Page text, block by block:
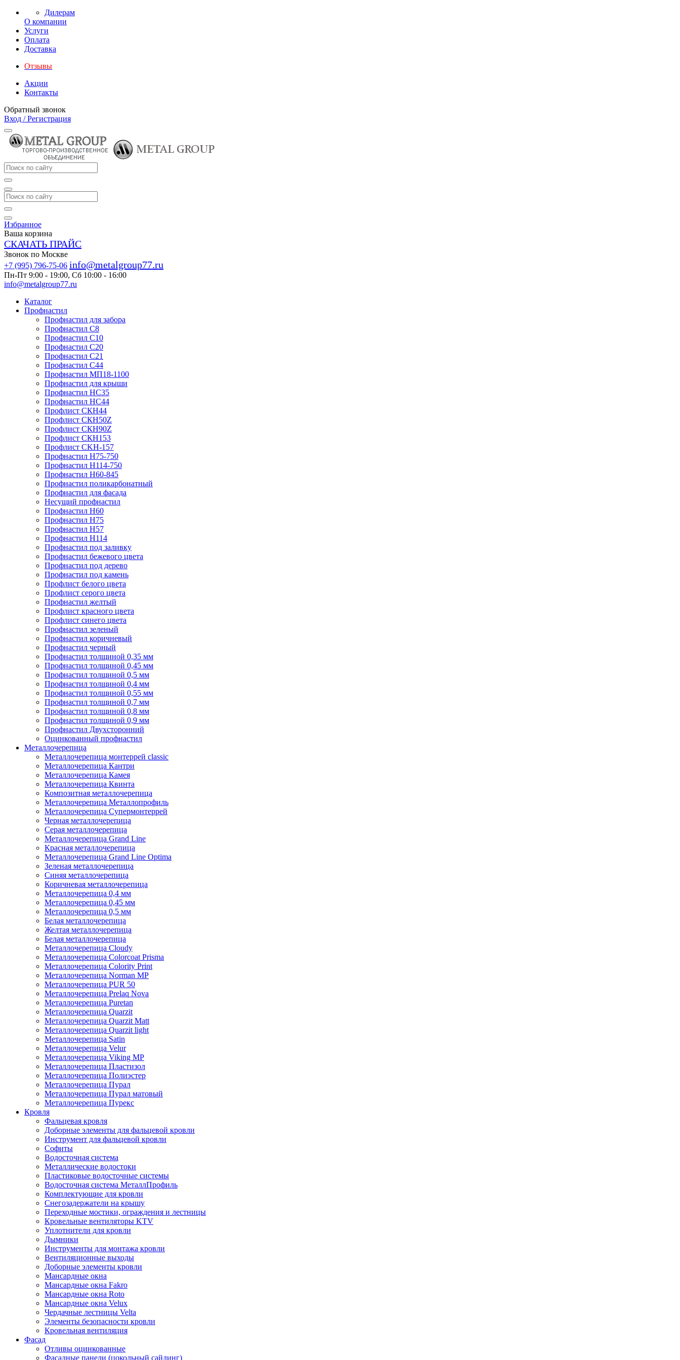
Дилерам
О компании
Услуги
Оплата
Доставка
Отзывы
Акции
Контакты
Обратный звонок
Вход / Регистрация
Избранное
Ваша корзина
СКАЧАТЬ ПРАЙС
Звонок по Москве
+7 (995) 796-75-06 info@metalgroup77.ru
Пн-Пт 9:00 - 19:00, Сб 10:00 - 16:00
info@metalgroup77.ru
Каталог
Профнастил
Профнастил для забора
Профнастил С8
Профнастил С10
Профнастил С20
Профнастил С21
Профнастил С44
Профнастил МП18-1100
Профнастил для крыши
Профнастил HC35
Профнастил НС44
Профлист СКН44
Профлист СКН50Z
Профлист СКН90Z
Профлист СКН153
Профлист СKH-157
Профнастил Н75-750
Профнастил Н114-750
Профнастил Н60-845
Профнастил поликарбонатный
Профнастил для фасада
​Несущий профнастил
Профнастил H60
Профнастил Н75
Профнастил Н57
Профнастил Н114
Профнастил под заливку
Профнастил бежевого цвета
Профнастил под дерево
Профнастил под камень
Профлист белого цвета
Профлист серого цвета
Профнастил желтый
Профлист красного цвета
Профлист синего цвета
Профнастил зеленый
Профнастил коричневый
Профнастил черный
Профнастил толщиной 0,35 мм
Профнастил толщиной 0,45 мм
Профнастил толщиной 0,5 мм
Профнастил толщиной 0,4 мм
Профнастил толщиной 0,55 мм
Профнастил толщиной 0,7 мм
Профнастил толщиной 0,8 мм
Профнастил толщиной 0,9 мм
Профнастил Двухсторонний
Оцинкованный профнастил
Металлочерепица
Металлочерепица монтеррей classic
Металлочерепица Кантри
Металлочерепица Камея
Металлочерепица Квинта
Композитная металлочерепица
Металлочерепица Металлопрофиль
Металлочерепица Супермонтеррей
Черная металлочерепица
Серая металлочерепица
Металлочерепица Grand Line
Красная металлочерепица
Металлочерепица Grand Line Optima
Зеленая металлочерепица
Синяя металлочерепица
Коричневая металлочерепица
Металлочерепица 0,4 мм
Металлочерепица 0,45 мм
Металлочерепица 0,5 мм
Белая металлочерепица
Желтая металлочерепица
Белая металлочерепица
Металлочерепица Cloudy
Металлочерепица Colorcoat Prisma
Металлочерепица Colority Print
Металлочерепица Norman MP
Металлочерепица PUR 50
Металлочерепица Prelaq Nova
Металлочерепица Puretan
Металлочерепица Quarzit
Металлочерепица Quarzit Matt
Металлочерепица Quarzit light
Металлочерепица Satin
Металлочерепица Velur
Металлочерепица Viking MP
Металлочерепица Пластизол
Металлочерепица Полиэстер
Металлочерепица Пурал
Металлочерепица Пурал матовый
Металлочерепица Пурекс
Кровля
Фальцевая кровля
Доборные элементы для фальцевой кровли
Инструмент для фальцевой кровли
Софиты
Водосточная система
Металлические водостоки
Пластиковые водосточные системы
Водосточная система МеталлПрофиль
Комплектующие для кровли
Снегозадержатели на крышу
Переходные мостики, ограждения и лестницы
Кровельные вентиляторы KTV
Уплотнители для кровли
Дымники
Инструменты для монтажа кровли
Вентиляционные выходы
Доборные элементы кровли
Мансардные окна
Мансардные окна Fakro
Мансардные окна Roto
Мансардные окна Velux
Чердачные лестницы Velta
Элементы безопасности кровли
Кровельная вентиляция
Фасад
Отливы оцинкованные
Фасадные панели (цокольный сайдинг)